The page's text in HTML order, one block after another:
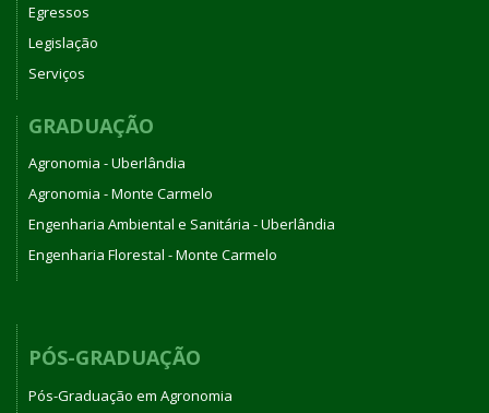
Egressos
Legislação
Serviços
GRADUAÇÃO
Agronomia - Uberlândia
Agronomia - Monte Carmelo
Engenharia Ambiental e Sanitária - Uberlândia
Engenharia Florestal - Monte Carmelo
PÓS-GRADUAÇÃO
Pós-Graduação em Agronomia